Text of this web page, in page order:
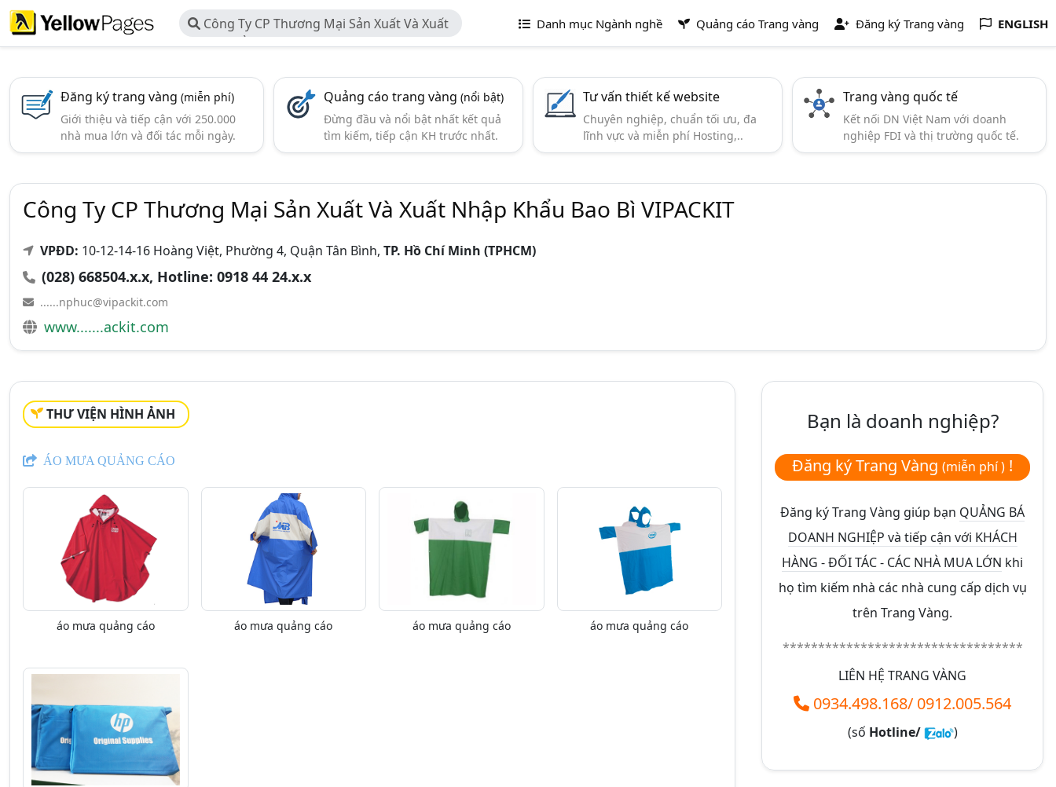
Công Ty CP Thương Mại Sản Xuất Và Xuất
Nhập Khẩu Bao Bì VIPACKIT
Danh mục Ngành nghề Quảng cáo Trang vàng Đăng ký Trang vàng ENGLISH
Đăng ký trang vàng (miễn phí)
Giới thiệu và tiếp cận với 250.000
nhà mua lớn và đối tác mỗi ngày.
Quảng cáo trang vàng(nổi bật)
Đừng đầu và nổi bật nhất kết quả
tìm kiếm, tiếp cận KH trước nhất.
Tư vấn thiết kế website
Chuyên nghiệp, chuẩn tối ưu, đa
lĩnh vực và miễn phí Hosting,..
Trang vàng quốc tế
Kết nối DN Việt Nam với doanh
nghiệp FDI và thị trường quốc tế.
Công Ty CP Thương Mại Sản Xuất Và Xuất Nhập Khẩu Bao Bì VIPACKIT
VPĐD: 10-12-14-16 Hoàng Việt, Phường 4, Quận Tân Bình, TP. Hồ Chí Minh (TPHCM)
(028) 668504.x.x, Hotline: 0918 44 24.x.x
......nphuc@vipackit.com
www.......ackit.com
THƯ VIỆN HÌNH ẢNH
ÁO MƯA QUẢNG CÁO
áo mưa quảng cáo áo mưa quảng cáo áo mưa quảng cáo áo mưa quảng cáo
Bạn là doanh nghiệp?
Đăng ký Trang Vàng (miễn phí ) !
Đăng ký Trang Vàng giúp bạn QUẢNG BÁ
DOANH NGHIỆP và tiếp cận với KHÁCH
HÀNG - ĐỐI TÁC - CÁC NHÀ MUA LỚN khi
họ tìm kiếm nhà các nhà cung cấp dịch vụ
trên Trang Vàng.
**********************************
LIÊN HỆ TRANG VÀNG
0934.498.168/ 0912.005.564
(số Hotline/ )